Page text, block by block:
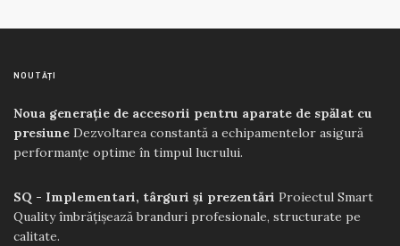
NOUTĂȚI
Noua generație de accesorii pentru aparate de spălat cu
presiune Dezvoltarea constantă a echipamentelor asigură
performanțe optime în timpul lucrului.
SQ - Implementari, târguri și prezentări Proiectul Smart
Quality îmbrățișează branduri profesionale, structurate pe
calitate.